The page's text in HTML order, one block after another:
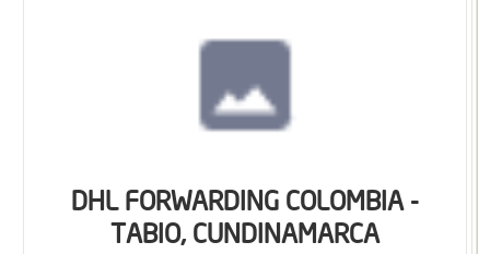
DHL FORWARDING COLOMBIA -
TABIO, CUNDINAMARCA